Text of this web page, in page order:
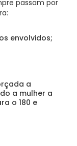
passam por
envolvidos;
a
a mulher a
o 180 e